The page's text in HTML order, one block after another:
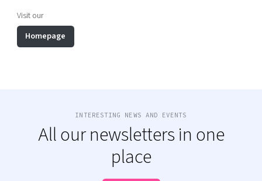
Visit our
Homepage
INTERESTING NEWS AND EVENTS
All our newsletters in one
place